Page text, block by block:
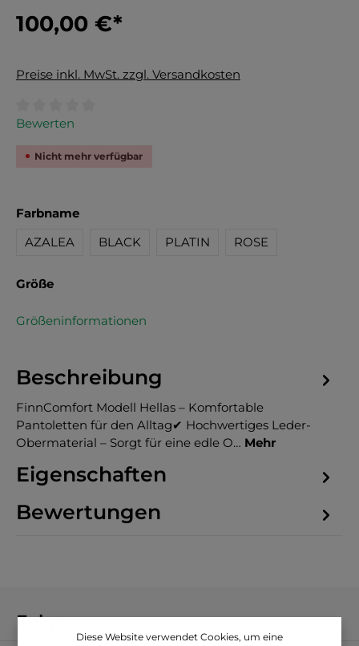
100,00 €*
Preise inkl. MwSt. zzgl. Versandkosten
Durchschnittliche Bewertung von 0 von 5 Sternen
Bewerten
Nicht mehr verfügbar
Farbnameauswählen
AZALEA
BLACK PLATIN ROSE
Größeauswählen
Größeninformationen
Beschreibung
FinnComfort Modell Hellas – Komfortable
Pantoletten für den Alltag✔ Hochwertiges Leder-
Obermaterial – Sorgt für eine edle O… Mehr
Eigenschaften
Bewertungen
Folge uns
Diese Website verwendet Cookies, um eine